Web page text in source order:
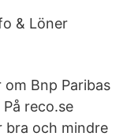
& Löner
Bnp Paribas
reco.se
bra och mindre